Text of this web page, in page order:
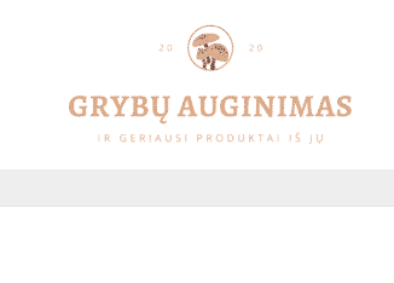
populiarumą